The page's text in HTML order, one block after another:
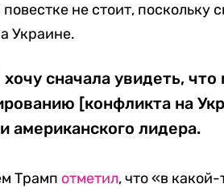
не стоит, поскольку
Украине.
сначала увидеть,
[конфликта на
американского лидера.
Трамп отметил, что «в